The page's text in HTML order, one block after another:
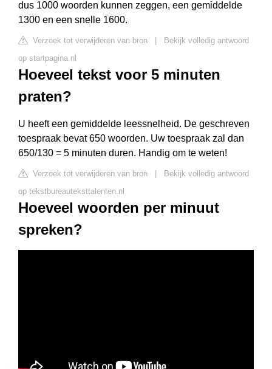
dus 1000 woorden kunnen zeggen, een gemiddelde
1300 en een snelle 1600.
Verzoek tot verwijderen van bron
Bekijk volledig antwoord
op startpagina.nl
Hoeveel tekst voor 5 minuten
praten?
U heeft een gemiddelde leessnelheid. De geschreven
toespraak bevat 650 woorden. Uw toespraak zal dan
650/130 = 5 minuten duren. Handig om te weten!
Verzoek tot verwijderen van bron
Bekijk volledig antwoord
op tekstbureauteksttalenten.nl
Hoeveel woorden per minuut
spreken?